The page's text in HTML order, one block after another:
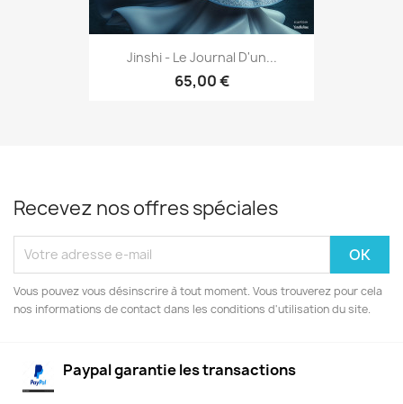
Jinshi - Le Journal D'un...
65,00 €
Recevez nos offres spéciales
Vous pouvez vous désinscrire à tout moment. Vous trouverez pour cela
nos informations de contact dans les conditions d'utilisation du site.
Paypal garantie les transactions